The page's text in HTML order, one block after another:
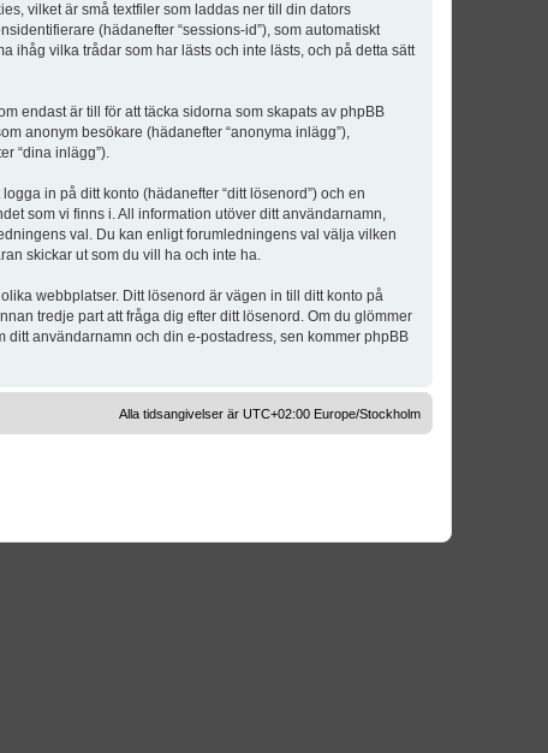
vilket är små textfiler som laddas ner till din dators
(hädanefter “sessions-id”), som automatiskt
ihåg vilka trådar som har lästs och inte lästs, och på detta sätt
endast är till för att täcka sidorna som skapats av phpBB
anonym besökare (hädanefter “anonyma inlägg”),
“dina inlägg”).
in på ditt konto (hädanefter “ditt lösenord”) och en
som vi finns i. All information utöver ditt användarnamn,
val. Du kan enligt forumledningens val välja vilken
skickar ut som du vill ha och inte ha.
webbplatser. Ditt lösenord är vägen in till ditt konto på
tredje part att fråga dig efter ditt lösenord. Om du glömmer
ditt användarnamn och din e-postadress, sen kommer phpBB
Alla tidsangivelser är UTC+02:00 Europe/Stockholm